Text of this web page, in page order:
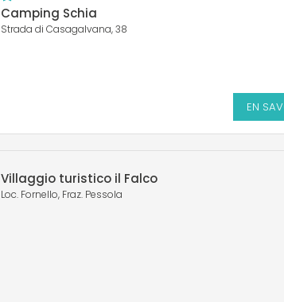
Camping Schia
Strada di Casagalvana, 38
EN
Villaggio turistico il Falco
Loc. Fornello, Fraz. Pessola